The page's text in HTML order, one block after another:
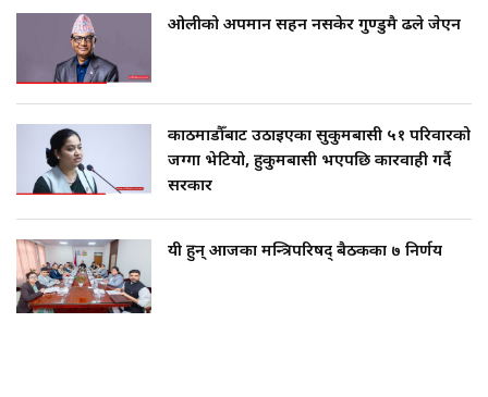
ओलीको अपमान सहन नसकेर गुण्डुमै ढले जेएन
काठमाडौँबाट उठाइएका सुकुमबासी ५१ परिवारको
जग्गा भेटियो, हुकुमबासी भएपछि कारवाही गर्दै
सरकार
यी हुन् आजका मन्त्रिपरिषद् बैठकका ७ निर्णय